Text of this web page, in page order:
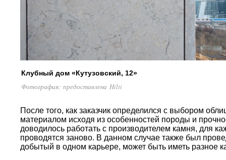
Клубный дом «Кутузовский, 12»
Фотография: предоставлена Hilti
После того, как заказчик определился с выбором
материалом исходя из особенностей породы и
доводилось работать с производителем камня, для
проводятся заново. В данном случае также был
добытый в одном карьере, может быть иметь разное